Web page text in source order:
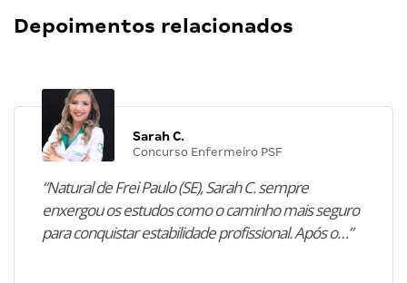
Depoimentos relacionados
Sarah C.
Concurso Enfermeiro PSF
“Natural de Frei Paulo (SE), Sarah C. sempre
enxergou os estudos como o caminho mais seguro
para conquistar estabilidade profissional. Após o…”